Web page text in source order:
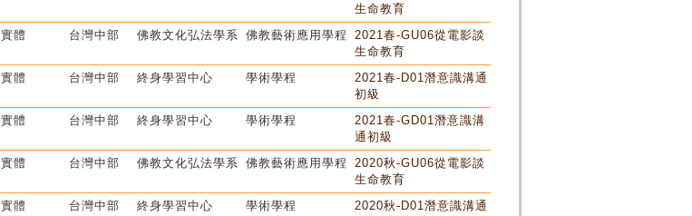
生命教育
實體 台灣中部 佛教文化弘法學系 佛教藝術應用學程
2021春-GU06從電影談
生命教育
實體 台灣中部 終身學習中心 學術學程
2021春-D01潛意識溝通
初級
實體 台灣中部 終身學習中心 學術學程
2021春-GD01潛意識溝
通初級
實體 台灣中部 佛教文化弘法學系 佛教藝術應用學程
2020秋-GU06從電影談
生命教育
實體 台灣中部 終身學習中心 學術學程
2020秋-D01潛意識溝通